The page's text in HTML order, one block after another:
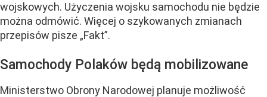
wojskowych. Użyczenia wojsku samochodu nie będzie
można odmówić. Więcej o szykowanych zmianach
przepisów pisze „Fakt”.
Samochody Polaków będą mobilizowane
Ministerstwo Obrony Narodowej planuje możliwość